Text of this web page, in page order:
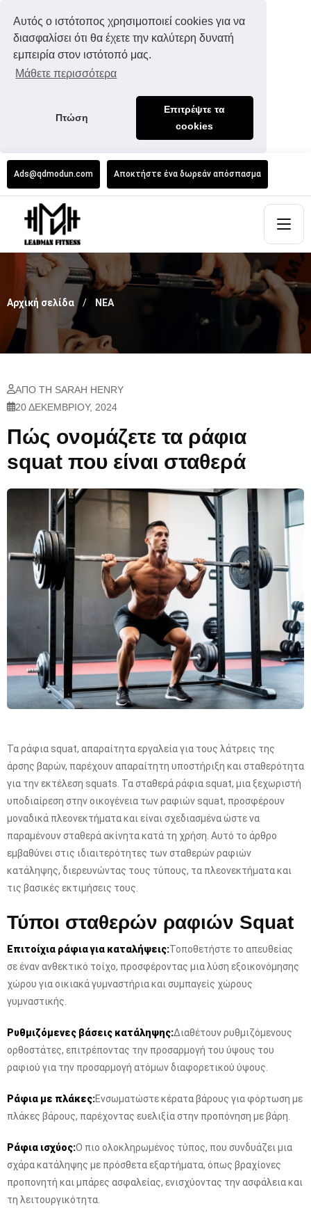
Αυτός ο ιστότοπος χρησιμοποιεί cookies για να
διασφαλίσει ότι θα έχετε την καλύτερη δυνατή
εμπειρία στον ιστότοπό μας.
Μάθετε περισσότερα
Πτώση
Επιτρέψτε τα
cookies
Ads@qdmodun.com Αποκτήστε ένα δωρεάν απόσπασμα
Αρχική σελίδα ΝΕΑ
ΑΠΌ ΤΗ SARAH HENRY
20 ΔΕΚΕΜΒΡΊΟΥ, 2024
Πώς ονομάζετε τα ράφια
squat που είναι σταθερά
Τα ράφια squat, απαραίτητα εργαλεία για τους λάτρεις της
άρσης βαρών, παρέχουν απαραίτητη υποστήριξη και σταθερότητα
για την εκτέλεση squats. Τα σταθερά ράφια squat, μια ξεχωριστή
υποδιαίρεση στην οικογένεια των ραφιών squat, προσφέρουν
μοναδικά πλεονεκτήματα και είναι σχεδιασμένα ώστε να
παραμένουν σταθερά ακίνητα κατά τη χρήση. Αυτό το άρθρο
εμβαθύνει στις ιδιαιτερότητες των σταθερών ραφιών
κατάληψης, διερευνώντας τους τύπους, τα πλεονεκτήματα και
τις βασικές εκτιμήσεις τους.
Τύποι σταθερών ραφιών Squat
Επιτοίχια ράφια για καταλήψεις:Τοποθετήστε το απευθείας
σε έναν ανθεκτικό τοίχο, προσφέροντας μια λύση εξοικονόμησης
χώρου για οικιακά γυμναστήρια και συμπαγείς χώρους
γυμναστικής.
Ρυθμιζόμενες βάσεις κατάληψης:Διαθέτουν ρυθμιζόμενους
ορθοστάτες, επιτρέποντας την προσαρμογή του ύψους του
ραφιού για την προσαρμογή ατόμων διαφορετικού ύψους.
Ράφια με πλάκες:Ενσωματώστε κέρατα βάρους για φόρτωση με
πλάκες βάρους, παρέχοντας ευελιξία στην προπόνηση με βάρη.
Ράφια ισχύος:Ο πιο ολοκληρωμένος τύπος, που συνδυάζει μια
σχάρα κατάληψης με πρόσθετα εξαρτήματα, όπως βραχίονες
προπονητή και μπάρες ασφαλείας, ενισχύοντας την ασφάλεια και
τη λειτουργικότητα.